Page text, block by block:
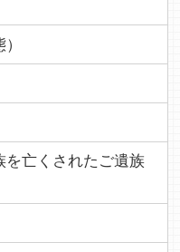
を亡くされたご遺族